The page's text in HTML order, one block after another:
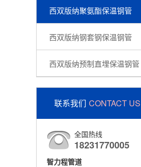
西双版纳聚氨酯保温钢管
西双版纳钢套钢保温钢管
西双版纳预制直埋保温钢管
联系我们 CONTACT US
全国热线
18231770005
智力程管道